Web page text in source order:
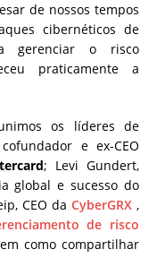
de nossos tempos
cibernéticos de
gerenciar o risco
praticamente a
os líderes de
e ex-CEO
; Levi Gundert,
global e sucesso do
CEO da CyberGRX ,
de risco
como compartilhar